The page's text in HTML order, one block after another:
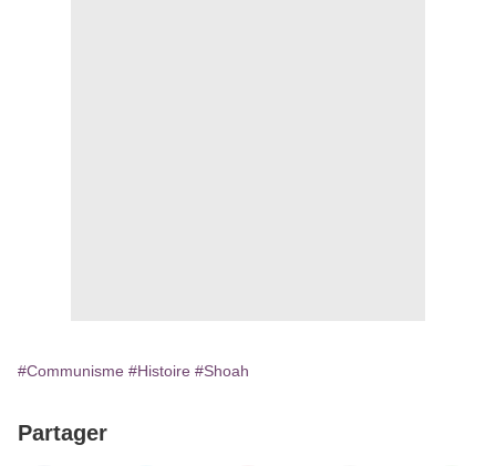
#Communisme #Histoire #Shoah
Partager